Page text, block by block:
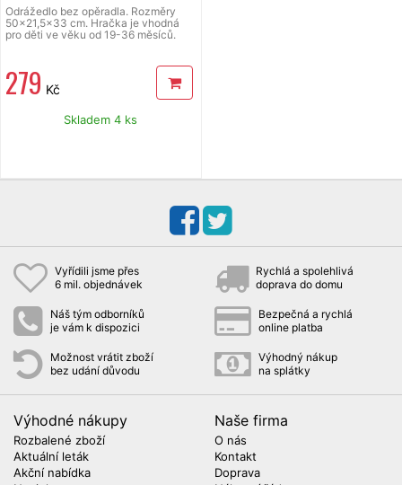
Odrážedlo bez opěradla. Rozměry
50x21,5x33 cm. Hračka je vhodná
pro děti ve věku od 19-36 měsíců.
279 Kč
Skladem 4 ks
Vyřídili jsme přes
6 mil. objednávek
Rychlá a spolehlivá
doprava do domu
Náš tým odborníků
je vám k dispozici
Bezpečná a rychlá
online platba
Možnost vrátit zboží
bez udání důvodu
Výhodný nákup
na splátky
Výhodné nákupy
Rozbalené zboží
Aktuální leták
Akční nabídka
Naše firma
O nás
Kontakt
Doprava